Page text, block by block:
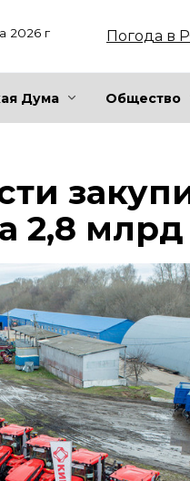
2026 г Погода в
Дума Общество
2,8